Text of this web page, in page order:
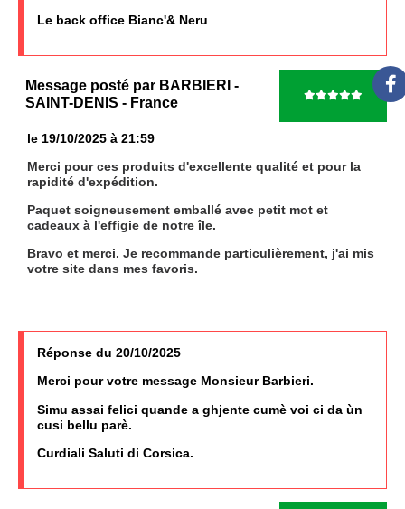
Le back office Bianc'& Neru
Message posté par BARBIERI-
SAINT-DENIS - France
le 19/10/2025 à 21:59
Merci pour ces produits d'excellente qualité et pour la
rapidité d'expédition.
Paquet soigneusement emballé avec petit mot et
cadeaux à l'effigie de notre île.
Bravo et merci. Je recommande particulièrement, j'ai mis
votre site dans mes favoris.
Réponse du 20/10/2025
Merci pour votre message Monsieur Barbieri.
Simu assai felici quande a ghjente cumè voi ci da ùn
cusi bellu parè.
Curdiali Saluti di Corsica.